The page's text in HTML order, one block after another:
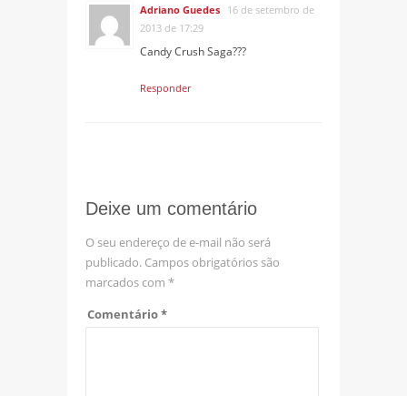
Adriano Guedes 16 de setembro de
2013 de 17:29
Candy Crush Saga???
Responder
Deixe um comentário
O seu endereço de e-mail não será
publicado. Campos obrigatórios são
marcados com *
Comentário*